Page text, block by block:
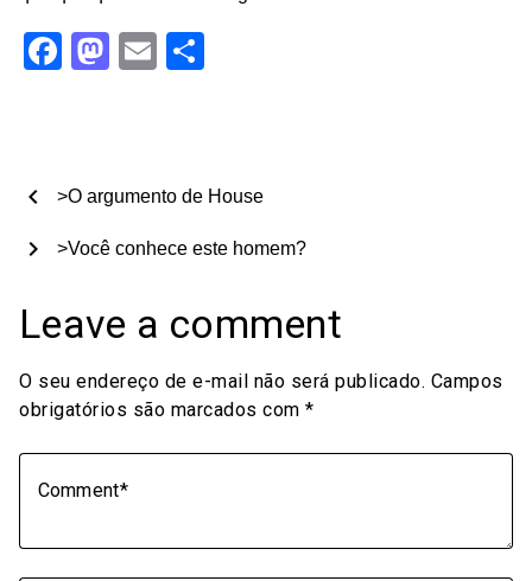
Facebook
Mastodon
Email
chevron_left >O argumento de House
>Você conhece este homem?
chevron_right
Leave a comment
O seu endereço de e-mail não será publicado. Campos
obrigatórios são marcados com *
Comment